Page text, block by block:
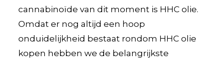
cannabinoïde van dit moment is HHC olie.
Omdat er nog altijd een hoop
onduidelijkheid bestaat rondom HHC olie
kopen hebben we de belangrijkste